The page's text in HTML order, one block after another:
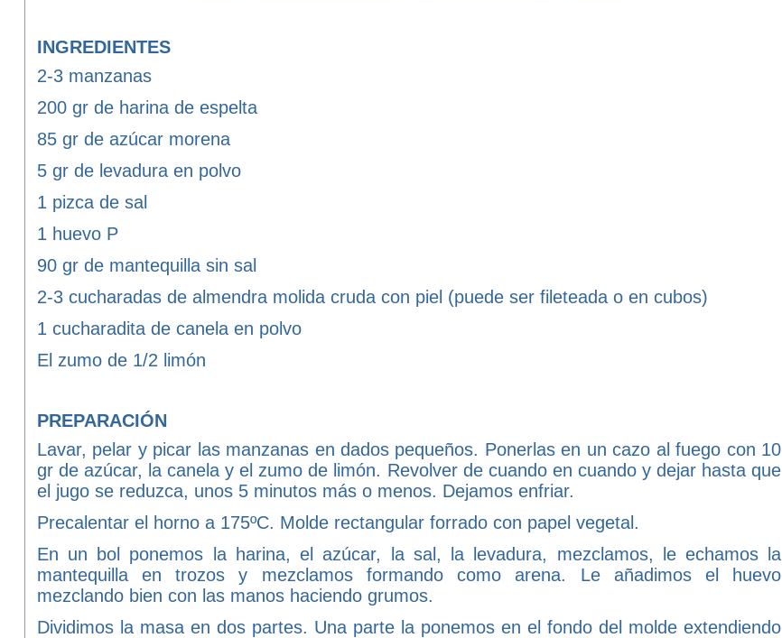
INGREDIENTES
2-3 manzanas
200 gr de harina de espelta
85 gr de azúcar morena
5 gr de levadura en polvo
1 pizca de sal
1 huevo P
90 gr de mantequilla sin sal
2-3 cucharadas de almendra molida cruda con piel (puede ser fileteada o en cubos)
1 cucharadita de canela en polvo
El zumo de 1/2 limón
PREPARACIÓN
Lavar, pelar y picar las manzanas en dados pequeños. Ponerlas en un cazo al fuego con 10
gr de azúcar, la canela y el zumo de limón. Revolver de cuando en cuando y dejar hasta que
el jugo se reduzca, unos 5 minutos más o menos. Dejamos enfriar.
Precalentar el horno a 175ºC. Molde rectangular forrado con papel vegetal.
En un bol ponemos la harina, el azúcar, la sal, la levadura, mezclamos, le echamos la
mantequilla en trozos y mezclamos formando como arena. Le añadimos el huevo
mezclando bien con las manos haciendo grumos.
Dividimos la masa en dos partes. Una parte la ponemos en el fondo del molde extendiendo